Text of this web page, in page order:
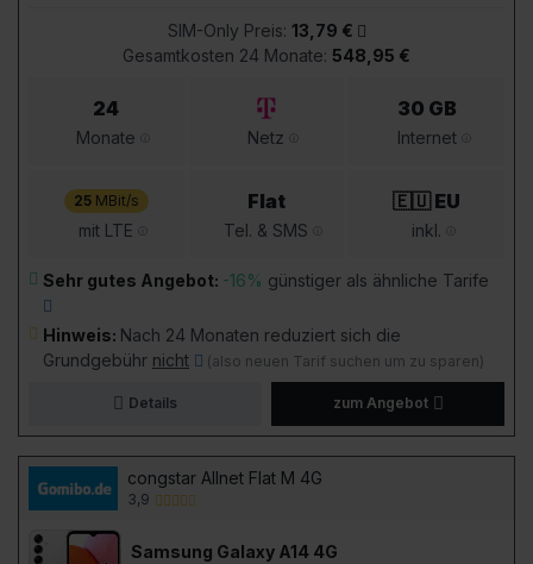
SIM-Only Preis: 13,79 €
Gesamtkosten 24 Monate: 548,95 €
24
Monate Netz
30 GB
Internet
25MBit/s
mit LTE
Flat
Tel. & SMS
🇪🇺 EU
inkl.
Sehr gutes Angebot: -16% günstiger als ähnliche Tarife
Hinweis: Nach 24 Monaten reduziert sich die
Grundgebühr nicht (also neuen Tarif suchen um zu sparen)
Details zum Angebot
congstar Allnet Flat M 4G
3,9
Samsung Galaxy A14 4G